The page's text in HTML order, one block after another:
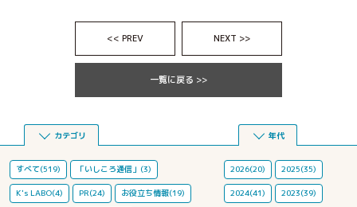
<< PREV NEXT >>
一覧に戻る >>
カテゴリ
すべて(519) 「いしころ通信」(3)
K's LABO(4) PR(24) お役立ち情報(19)
年代
2026(20) 2025(35)
2024(41) 2023(39)